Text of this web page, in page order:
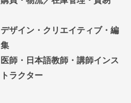
デザイン・クリエイティブ・編
集
医師・日本語教師・講師インス
トラクター